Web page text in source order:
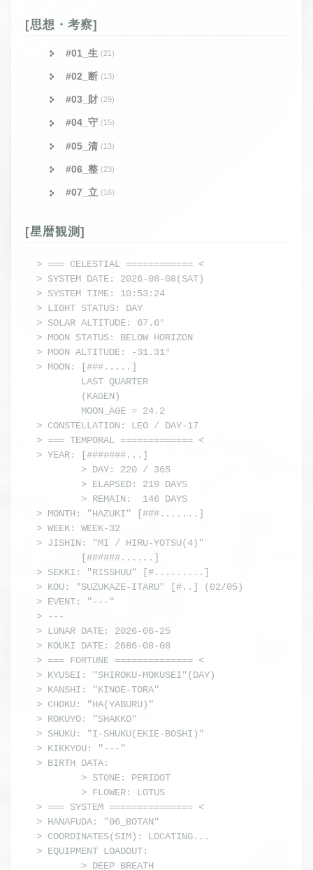
[思想・考察]
#01_生 (21)
#02_断 (13)
#03_財 (29)
#04_守 (15)
#05_清 (13)
#06_整 (23)
#07_立 (16)
[星暦観測]
> === CELESTIAL ============ <
> SYSTEM DATE: 2026-08-08(SAT)
> SYSTEM TIME: 10:53:24
> LIGHT STATUS: DAY
> SOLAR ALTITUDE: 67.6°
> MOON STATUS: BELOW HORIZON
> MOON ALTITUDE: -31.31°
> MOON: [###.....]
> CONSTELLATION: LEO / DAY-17
> === TEMPORAL ============= <
> YEAR: [#######...]
> MONTH: "HAZUKI" [###.......]
> WEEK: WEEK-32
> JISHIN: "MI / HIRU-YOTSU(4)"
> SEKKI: "RISSHUU" [#.........]
> KOU: "SUZUKAZE-ITARU" [#..] (02/05)
> EVENT: "---"
> ---
> LUNAR DATE: 2026-06-25
> KOUKI DATE: 2686-08-08
> === FORTUNE ============== <
> KYUSEI: "SHIROKU-MOKUSEI"(DAY)
> KANSHI: "KINOE-TORA"
> CHOKU: "HA(YABURU)"
> ROKUYO: "SHAKKO"
> SHUKU: "I-SHUKU(EKIE-BOSHI)"
> KIKKYOU: "---"
> BIRTH DATA:
> === SYSTEM =============== <
> HANAFUDA: "06_BOTAN"
> COORDINATES(SIM): LOCATING...
> EQUIPMENT LOADOUT: